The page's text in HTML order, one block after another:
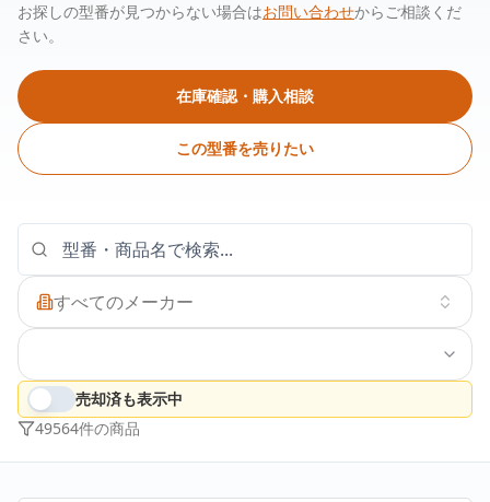
お探しの型番が見つからない場合はお問い合わせからご相談くだ
さい。
在庫確認・購入相談
この型番を売りたい
すべてのメーカー
売却済も表示中
49564件の商品